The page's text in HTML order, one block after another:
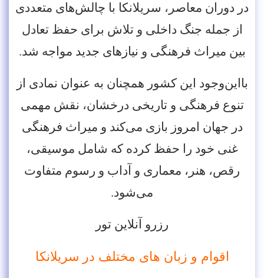
در دوران معاصر، سریلانکا با چالش‌های متعددی
از جمله جنگ داخلی و تلاش برای حفظ تعادل
بین میراث فرهنگی و نیازهای جدید مواجه شد.
بااین‌وجود این کشور همچنان به ‌عنوان نمادی از
تنوع فرهنگی و تاریخی درخشان، نقش مهمی
در جهان امروز بازی می‌کند و میراث فرهنگی
غنی خود را حفظ کرده که شامل موسیقی،
رقص، هنر، معماری و آداب ‌و رسوم متفاوت
می‌شود.
رزرو آنلاین تور
اقوام و زبان های مختلف در سریلانکا